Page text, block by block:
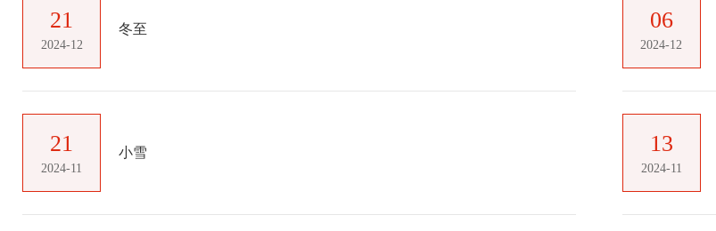
21
2024-12
冬至 06
2024-12
21
2024-11
小雪 13
2024-11